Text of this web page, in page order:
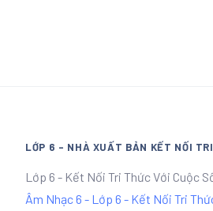
LỚP 6 - NHÀ XUẤT BẢN KẾT NỐI TRI
Lớp 6 - Kết Nối Tri Thức Với Cuộc
Âm Nhạc 6 - Lớp 6 - Kết Nối Tri